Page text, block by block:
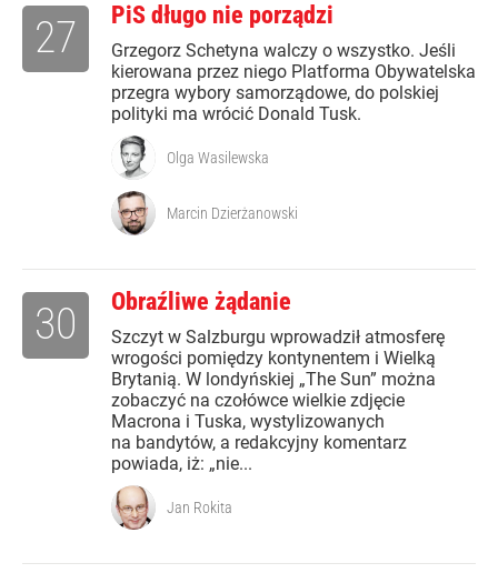
PiS długo nie porządzi
Grzegorz Schetyna walczy o wszystko. Jeśli
kierowana przez niego Platforma Obywatelska
przegra wybory samorządowe, do polskiej
polityki ma wrócić Donald Tusk.
27
Olga Wasilewska
Marcin Dzierżanowski
Obraźliwe żądanie
Szczyt w Salzburgu wprowadził atmosferę
wrogości pomiędzy kontynentem i Wielką
Brytanią. W londyńskiej „The Sun” można
zobaczyć na czołówce wielkie zdjęcie
Macrona i Tuska, wystylizowanych
na bandytów, a redakcyjny komentarz
powiada, iż: „nie...
30
Jan Rokita